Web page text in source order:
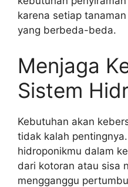
karena setiap
yang berbeda-beda.
Menjaga
Sistem
Kebutuhan akan
tidak kalah
hidroponikmu dalam
dari kotoran atau sisa
mengganggu